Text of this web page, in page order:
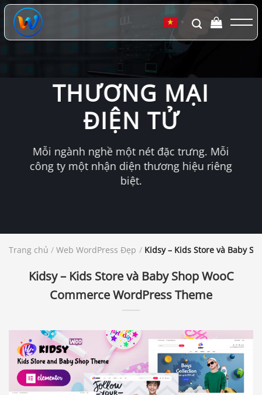
Chuyển
đến
dung
▼
THƯƠNG MẠI
ĐIỆN TỬ
Mỗi ngành nghề một nét đặc trưng. Mỗi
công ty một nhận diện thương hiệu riêng
biệt.
Trang chủ / Web WordPress Đẹp / Kidsy – Kids Store và Baby
Kidsy – Kids Store và Baby Shop WooC
Commerce WordPress Theme